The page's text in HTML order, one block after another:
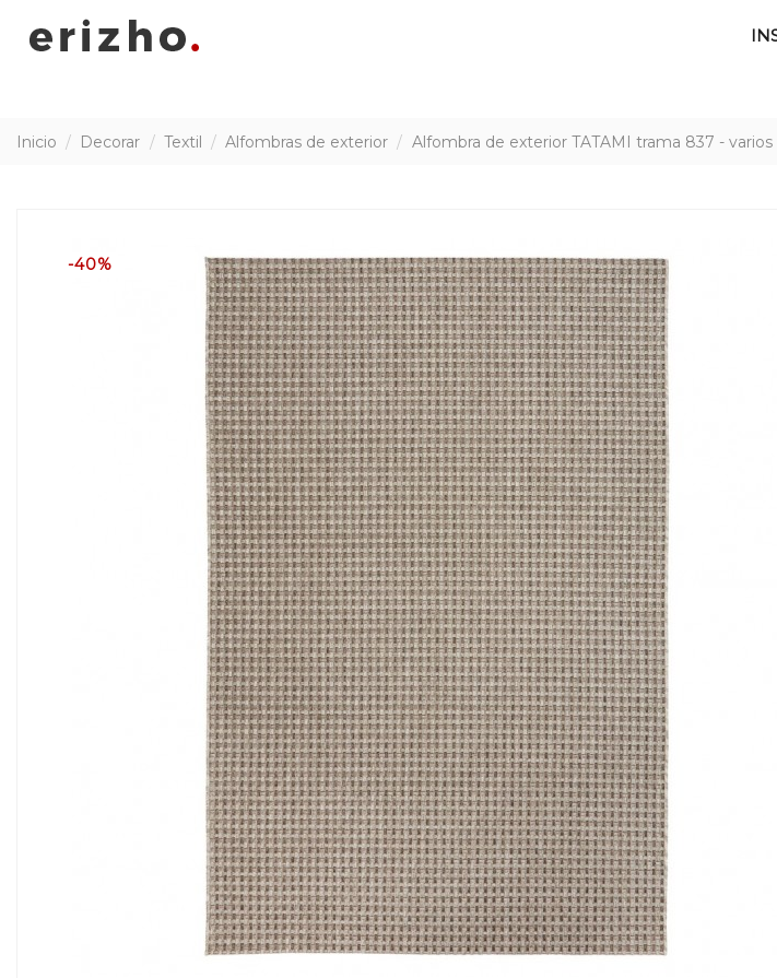
Inicio Decorar Textil Alfombras de exterior Alfombra de exterior TATAMI trama 837 -
-40%